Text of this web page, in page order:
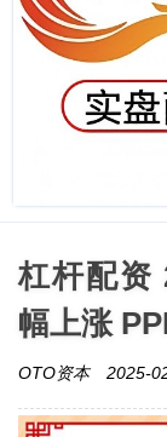
杠杆配资
幅上涨
OTO资本 2025-